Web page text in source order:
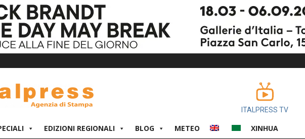
ITALPRESS TV
EDIZIONI REGIONALI BLOG METEO XINHUA